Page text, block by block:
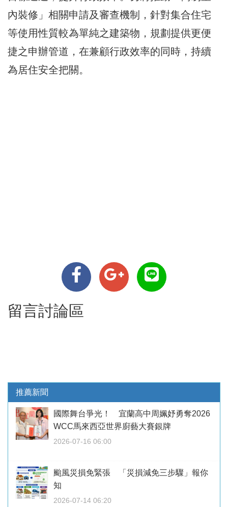
內裝修」相關申請及審查機制，針對集合住宅
等使用性質較為單純之建築物，規劃提供更便
捷之申辦管道，在兼顧行政效率的同時，持續
為居住安全把關。
留言討論區
推薦新聞
國際舞台爭光！ 宜蘭高中周姵妤勇奪2026
WCC馬來西亞世界廚藝大賽銀牌
2026-07-16 06:00
颱風災損免緊張 「災損減免三步驟」報你
知
2026-07-14 06:20